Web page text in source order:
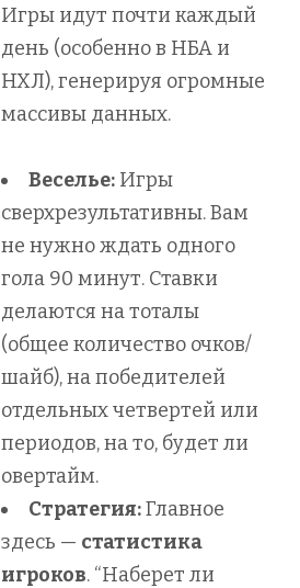
Игры идут почти каждый
день (особенно в НБА и
НХЛ), генерируя огромные
массивы данных.
Веселье: Игры
сверхрезультативны. Вам
не нужно ждать одного
гола 90 минут. Ставки
делаются на тоталы
(общее количество очков/
шайб), на победителей
отдельных четвертей или
периодов, на то, будет ли
овертайм.
Стратегия:Главное
здесь — статистика
игроков. “Наберет ли